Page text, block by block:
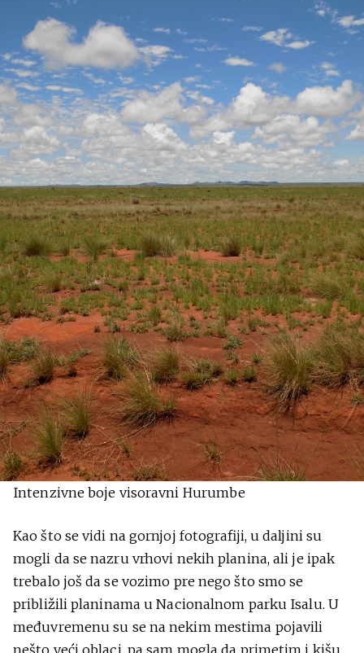
Intenzivne boje visoravni Hurumbe
Kao što se vidi na gornjoj fotografiji, u daljini su
mogli da se nazru vrhovi nekih planina, ali je ipak
trebalo još da se vozimo pre nego što smo se
približili planinama u Nacionalnom parku Isalu. U
međuvremenu su se na nekim mestima pojavili